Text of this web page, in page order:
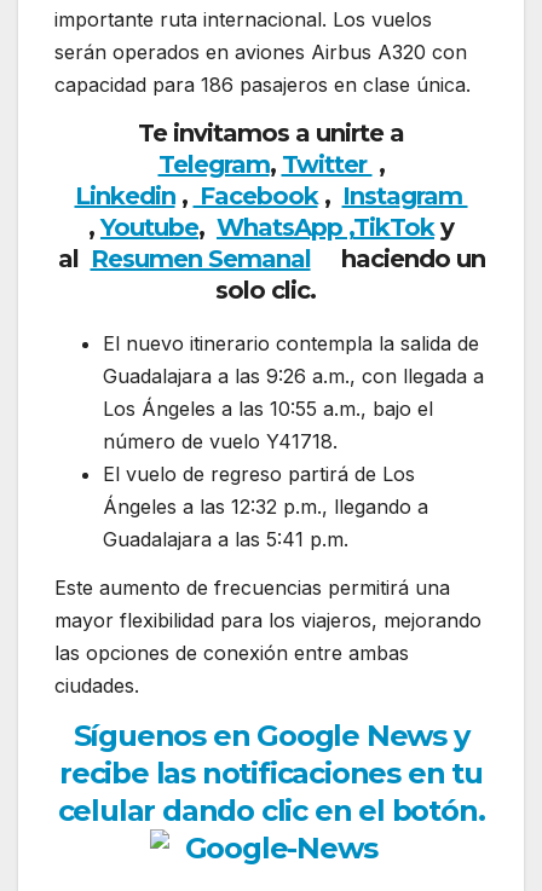
importante ruta internacional. Los vuelos
serán operados en aviones Airbus A320 con
capacidad para 186 pasajeros en clase única.
Te invitamos a unirte a
Telegram, Twitter ,
Linkedin, Facebook, Instagram
,Youtube, WhatsApp ,TikToky
al Resumen Semanalhaciendo un
solo clic.
El nuevo itinerario contempla la salida de
Guadalajara a las 9:26 a.m., con llegada a
Los Ángeles a las 10:55 a.m., bajo el
número de vuelo Y41718.
El vuelo de regreso partirá de Los
Ángeles a las 12:32 p.m., llegando a
Guadalajara a las 5:41 p.m.
Este aumento de frecuencias permitirá una
mayor flexibilidad para los viajeros, mejorando
las opciones de conexión entre ambas
ciudades.
Síguenos en Google News y
recibe las notificaciones en tu
celular dando clic en el botón.